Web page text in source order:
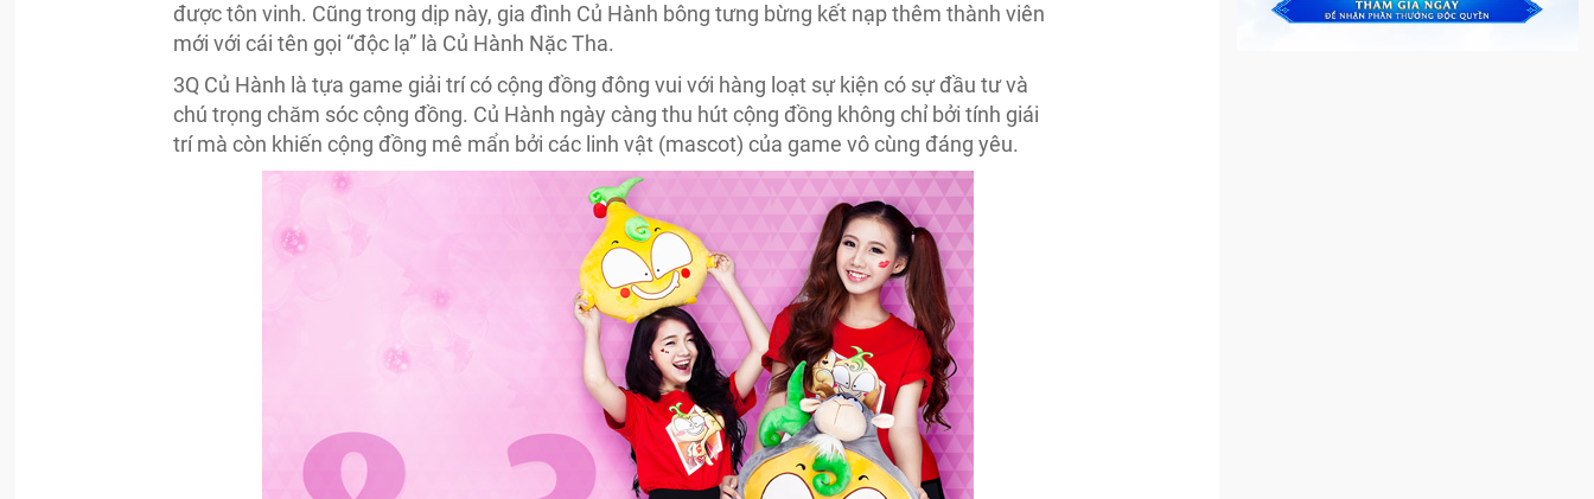
được tôn vinh. Cũng trong dịp này, gia đình Củ Hành bông tưng bừng kết nạp thêm thành viên
mới với cái tên gọi “độc lạ” là Củ Hành Nặc Tha.
3Q Củ Hành là tựa game giải trí có cộng đồng đông vui với hàng loạt sự kiện có sự đầu tư và
chú trọng chăm sóc cộng đồng. Củ Hành ngày càng thu hút cộng đồng không chỉ bởi tính giái
trí mà còn khiến cộng đồng mê mẩn bởi các linh vật (mascot) của game vô cùng đáng yêu.